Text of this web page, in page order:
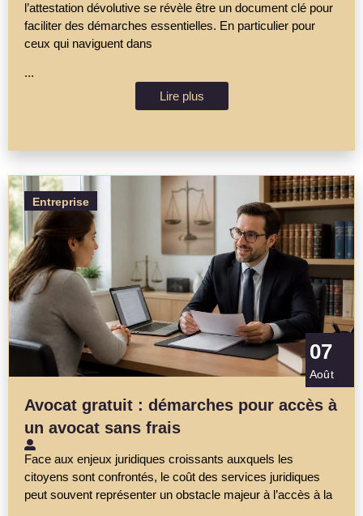
l’attestation dévolutive se révèle être un document clé pour
faciliter des démarches essentielles. En particulier pour
ceux qui naviguent dans
...
Lire plus
Entreprise
07
Août
Avocat gratuit : démarches pour accès à
un avocat sans frais
Face aux enjeux juridiques croissants auxquels les
citoyens sont confrontés, le coût des services juridiques
peut souvent représenter un obstacle majeur à l’accès à la